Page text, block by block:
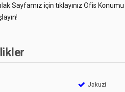
Sayfamız için tıklayınız Ofis
Jakuzi